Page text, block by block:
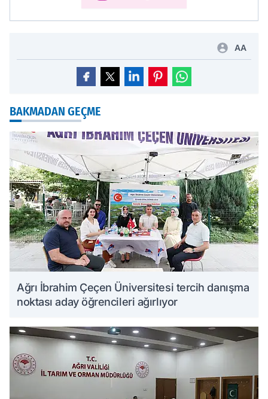
AA
BAKMADAN GEÇME
Ağrı İbrahim Çeçen Üniversitesi tercih danışma
noktası aday öğrencileri ağırlıyor